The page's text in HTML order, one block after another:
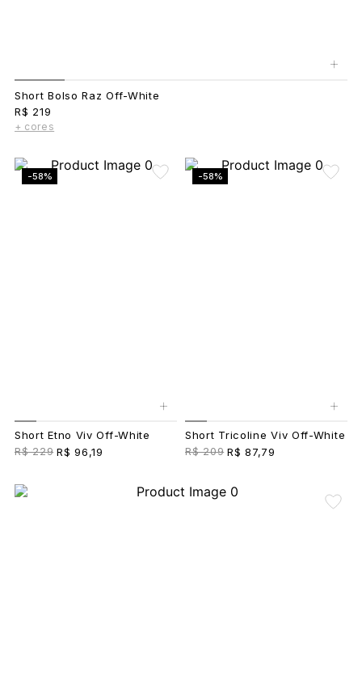
+
Short Bolso Raz Off-White
R$ 219
+ cores
-58%
+
Short Etno Viv Off-White
R$ 229 R$ 96,19
-58%
+
Short Tricoline Viv Off-White
R$ 209 R$ 87,79